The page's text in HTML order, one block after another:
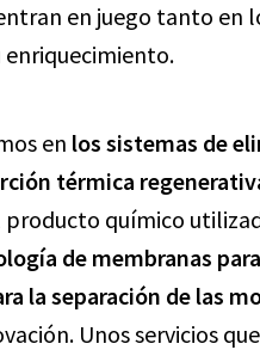
en juego tanto en
en los sistemas de
térmica
químico
de membranas
la separación de las
Unos servicios